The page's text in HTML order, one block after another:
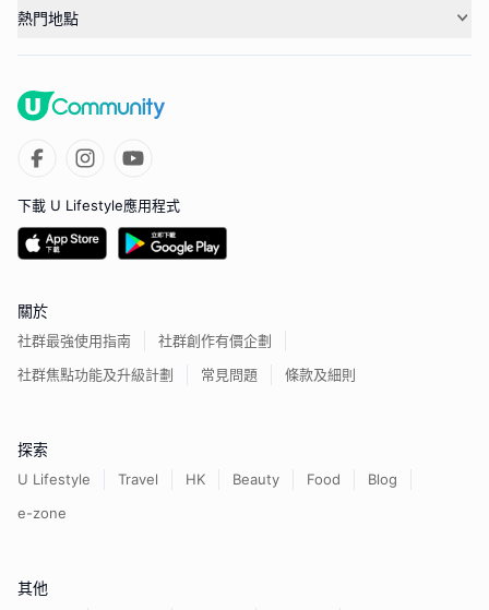
熱門地點
下載 U Lifestyle應用程式
關於
社群最強使用指南
社群創作有價企劃
社群焦點功能及升級計劃
常見問題 條款及細則
探索
U Lifestyle Travel HK Beauty Food
Blog
e-zone
其他